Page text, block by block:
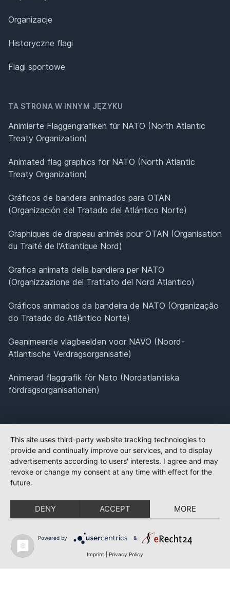
Organizacje
Historyczne flagi
Flagi sportowe
TA STRONA W INNYM JĘZYKU
Animierte Flaggengrafiken für NATO (North Atlantic
Treaty Organization)
Animated flag graphics for NATO (North Atlantic
Treaty Organization)
Gráficos de bandera animados para OTAN
(Organización del Tratado del Atlántico Norte)
Graphiques de drapeau animés pour OTAN (Organisation
du Traité de l'Atlantique Nord)
Grafica animata della bandiera per NATO
(Organizzazione del Trattato del Nord Atlantico)
Gráficos animados da bandeira de NATO (Organização
do Tratado do Atlântico Norte)
Geanimeerde vlagbeelden voor NAVO (Noord-
Atlantische Verdragsorganisatie)
Animerad flaggrafik för Nato (Nordatlantiska
fördragsorganisationen)
This site uses third-party website tracking technologies to
provide and continually improve our services, and to display
advertisements according to users' interests. I agree and may
revoke or change my consent at any time with effect for the
future.
DENY ACCEPT MORE
Powered by &
Imprint Privacy Policy